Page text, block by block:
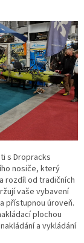
s Dropracks
nosiče, který
rozdíl od tradičních
vaše vybavení
přístupnou úroveň.
plochou
a vykládání